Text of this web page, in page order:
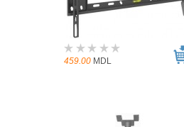
459.00 MDL